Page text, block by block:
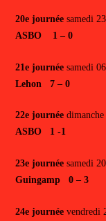
20e journée
ASBO 1 – 0
21e journée
Lehon 7 – 0
22e journée
ASBO 1 -1
23e journée
Guingamp 0 – 3
24e journée